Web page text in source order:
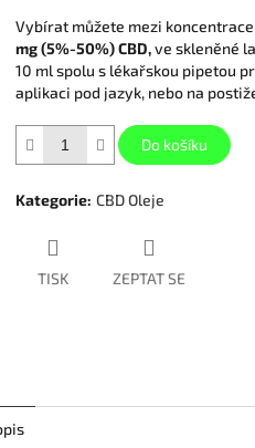
Vybírat můžete mezi
mg (5%-50%) CBD,ve skleněné
10 ml spolu s lékařskou pipetou
aplikaci pod jazyk, nebo na
Do košíku
Kategorie: CBD Oleje
TISK ZEPTAT SE